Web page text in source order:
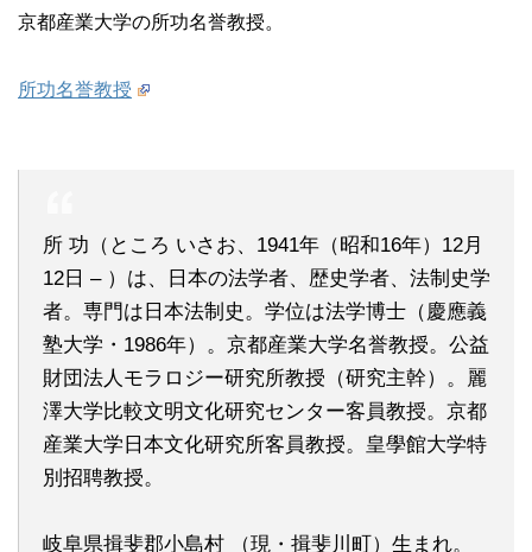
京都産業大学の所功名誉教授。
所功名誉教授
所 功（ところ いさお、1941年（昭和16年）12月
12日 – ）は、日本の法学者、歴史学者、法制史学
者。専門は日本法制史。学位は法学博士（慶應義
塾大学・1986年）。京都産業大学名誉教授。公益
財団法人モラロジー研究所教授（研究主幹）。麗
澤大学比較文明文化研究センター客員教授。京都
産業大学日本文化研究所客員教授。皇學館大学特
別招聘教授。
岐阜県揖斐郡小島村 （現・揖斐川町）生まれ。